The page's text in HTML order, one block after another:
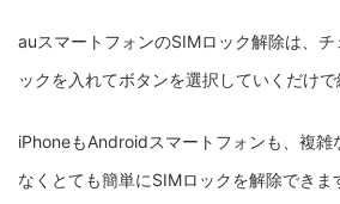
auスマートフォンのSIMロック解除は、チ
ックを入れてボタンを選択していくだけで
iPhoneもAndroidスマートフォンも、複雑
なくとても簡単にSIMロックを解除できま